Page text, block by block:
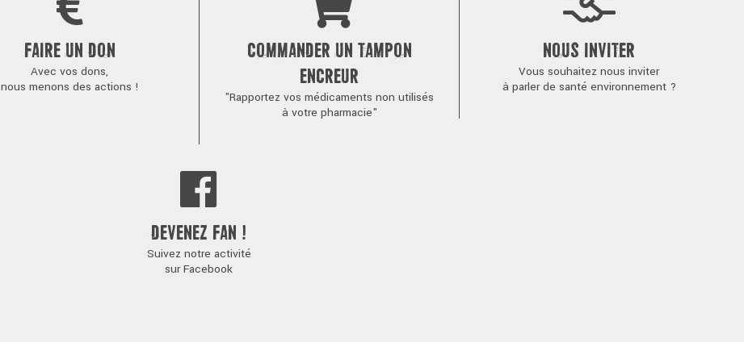
FAIRE UN DON
Avec vos dons,
nous menons des actions !
COMMANDER UN TAMPON
ENCREUR
"Rapportez vos médicaments non utilisés
à votre pharmacie"
NOUS INVITER
Vous souhaitez nous inviter
à parler de santé environnement ?
DEVENEZ FAN !
Suivez notre activité
sur Facebook